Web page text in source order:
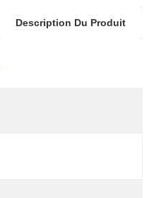
Description Du Produit